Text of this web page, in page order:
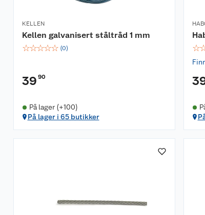
KELLEN
Kellen galvanisert ståltråd 1 mm
☆☆☆☆☆ (0)
39 90
På lager (+100)
På lager i 65 butikker
☆